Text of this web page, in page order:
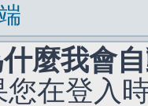
麼我會
您在登入